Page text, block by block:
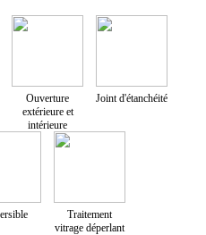
Ouverture
extérieure et
intérieure
Joint d'étanchéité
Traitement
vitrage déperlant